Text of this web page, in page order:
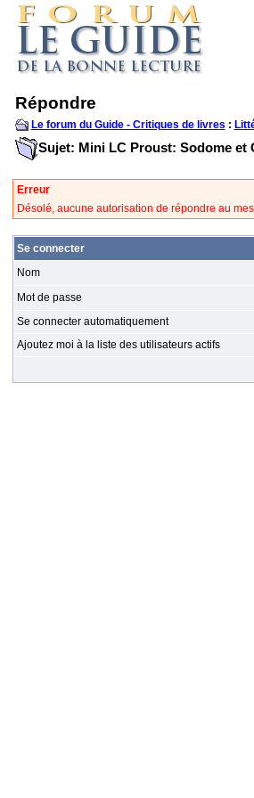
Répondre
Le forum du Guide - Critiques de livres :
Sujet: Mini LC Proust: Sodome et
Erreur
Désolé, aucune autorisation de répondre au
Se connecter
Nom
Mot de passe
Se connecter automatiquement
Ajoutez moi à la liste des utilisateurs actifs